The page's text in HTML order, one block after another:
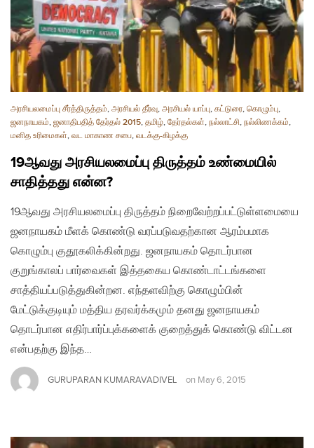
அரசியலமைப்பு சீர்த்திருத்தம், அரசியல் தீர்வு, அரசியல் யாப்பு, கட்டுரை, கொழும்பு,
ஜனநாயகம், ஜனாதிபதித் தேர்தல் 2015, தமிழ், தேர்தல்கள், நல்லாட்சி, நல்லிணக்கம்,
மனித உரிமைகள், வட மாகாண சபை, வடக்கு-கிழக்கு
19ஆவது அரசியலமைப்பு திருத்தம் உண்மையில்
சாதித்தது என்ன?
19ஆவது அரசியலமைப்பு திருத்தம் நிறைவேற்றப்பட்டுள்ளமையை
ஜனநாயகம் மீளக் கொண்டு வரப்படுவதற்கான ஆரம்பமாக
கொழும்பு குதூகலிக்கின்றது. ஜனநாயகம் தொடர்பான
குறுங்காலப் பார்வைகள் இத்தகைய கொண்டாட்டங்களை
சாத்தியப்படுத்துகின்றன. எந்தளவிற்கு கொழும்பின்
மேட்டுக்குடியும் மத்திய தரவர்க்கமும் தனது ஜனநாயகம்
தொடர்பான எதிர்பார்ப்புக்களைக் குறைத்துக் கொண்டு விட்டன
என்பதற்கு இந்த…
GURUPARAN KUMARAVADIVEL on May 6, 2015